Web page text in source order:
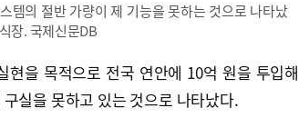
템의 절반 가량이 제 기능을 못하는 것으로 나타났
장. 국제신문DB
을 목적으로 전국 연안에 10억 원을 투입해
실을 못하고 있는 것으로 나타났다.